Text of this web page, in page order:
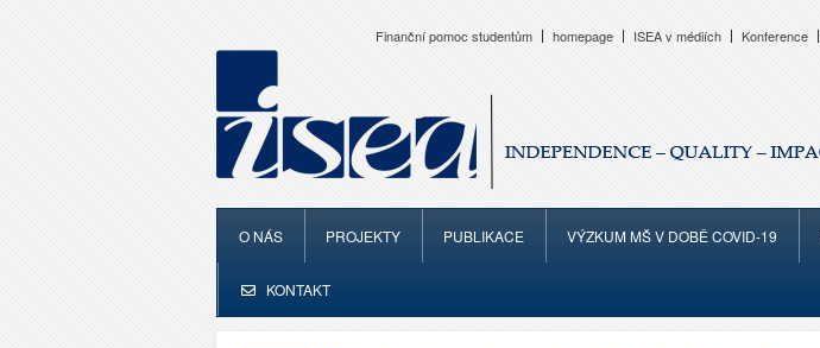
Finanční pomoc studentům homepage ISEA v médiích Konference
O NÁS PROJEKTY PUBLIKACE VÝZKUM MŠ V DOBĚ COVID-19
KONTAKT